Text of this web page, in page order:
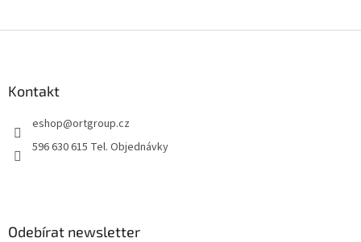
Kontakt
eshop@ortgroup.cz
596 630 615 Tel. Objednávky
Odebírat newsletter